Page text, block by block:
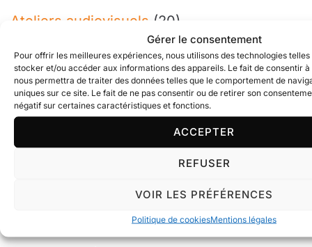
Gérer le consentement
Pour offrir les meilleures expériences, nous utilisons des technologies
stocker et/ou accéder aux informations des appareils. Le fait de consentir
nous permettra de traiter des données telles que le comportement de
uniques sur ce site. Le fait de ne pas consentir ou de retirer son
négatif sur certaines caractéristiques et fonctions.
ACCEPTER
REFUSER
VOIR LES PRÉFÉRENCES
Politique de cookiesMentions légales
Ateliers audiovisuels (20)
Culture(4)
Football(43)
Infos générales(216)
Jeunesse(115)